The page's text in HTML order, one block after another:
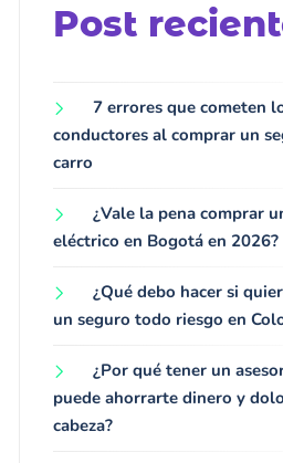
Post
7 errores que cometen
conductores al comprar un
carro
¿Vale la pena comprar
eléctrico en Bogotá en 2026?
¿Qué debo hacer si
un seguro todo riesgo en
¿Por qué tener un
puede ahorrarte dinero y
cabeza?